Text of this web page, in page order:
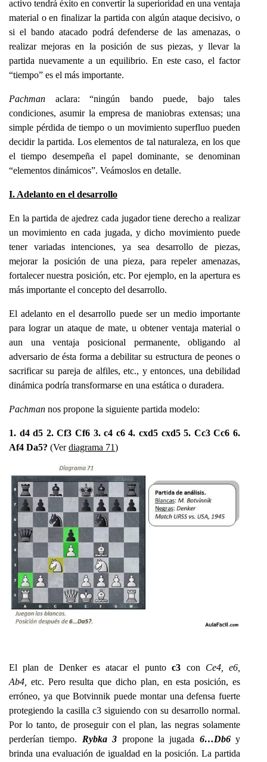
activo tendrá éxito en convertir la superioridad en una ventaja
material o en finalizar la partida con algún ataque decisivo, o
si el bando atacado podrá defenderse de las amenazas, o
realizar mejoras en la posición de sus piezas, y llevar la
partida nuevamente a un equilibrio. En este caso, el factor
“tiempo” es el más importante.
Pachman aclara: “ningún bando puede, bajo tales
condiciones, asumir la empresa de maniobras extensas; una
simple pérdida de tiempo o un movimiento superfluo pueden
decidir la partida. Los elementos de tal naturaleza, en los que
el tiempo desempeña el papel dominante, se denominan
“elementos dinámicos”. Veámoslos en detalle.
I. Adelanto en el desarrollo
En la partida de ajedrez cada jugador tiene derecho a realizar
un movimiento en cada jugada, y dicho movimiento puede
tener variadas intenciones, ya sea desarrollo de piezas,
mejorar la posición de una pieza, para repeler amenazas,
fortalecer nuestra posición, etc. Por ejemplo, en la apertura es
más importante el concepto del desarrollo.
El adelanto en el desarrollo puede ser un medio importante
para lograr un ataque de mate, u obtener ventaja material o
aun una ventaja posicional permanente, obligando al
adversario de ésta forma a debilitar su estructura de peones o
sacrificar su pareja de alfiles, etc., y entonces, una debilidad
dinámica podría transformarse en una estática o duradera.
Pachman nos propone la siguiente partida modelo:
1. d4 d5 2. Cf3 Cf6 3. c4 c6 4. cxd5 cxd5 5. Cc3 Cc6 6.
Af4 Da5? (Verdiagrama 71)
El plan de Denker es atacar el puntoc3 con Ce4, e6,
Ab4,
etc. Pero resulta que dicho plan, en esta posición, es
erróneo, ya que Botvinnik puede montar una defensa fuerte
protegiendo la casilla c3 siguiendo con su desarrollo normal.
Por lo tanto, de proseguir con el plan, las negras solamente
perderían tiempo. Rybka 3 propone la jugada 6…Db6y
brinda una evaluación de igualdad en la posición. La partida